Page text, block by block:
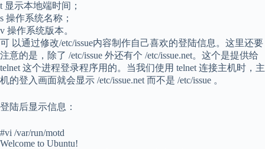
t 显示本地端时间；
s 操作系统名称；
v 操作系统版本。
可 以通过修改/etc/issue内容制作自己喜欢的登陆信息。这里还要
注意的是，除了 /etc/issue 外还有个 /etc/issue.net。这个是提供给
telnet 这个进程登录程序用的。当我们使用 telnet 连接主机时，主
机的登入画面就会显示 /etc/issue.net 而不是 /etc/issue 。
登陆后显示信息：
#vi /var/run/motd
Welcome to Ubuntu!